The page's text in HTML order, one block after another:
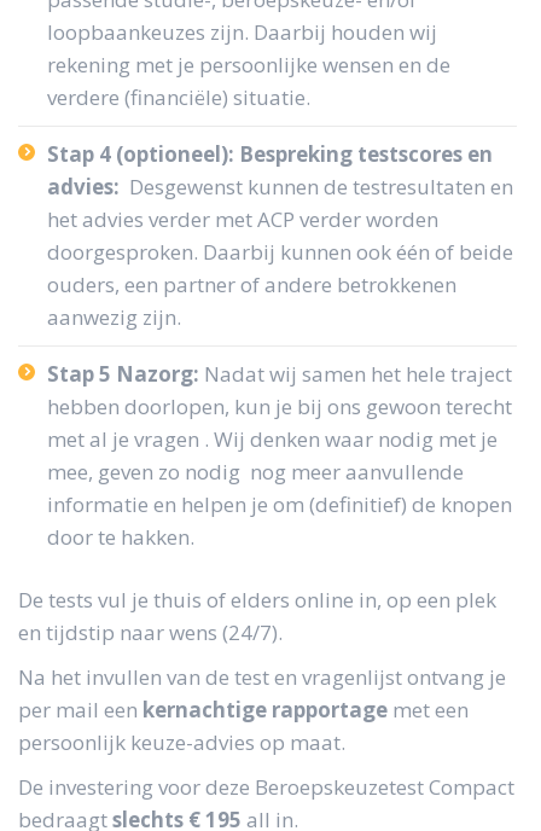
loopbaankeuzes zijn. Daarbij houden wij
rekening met je persoonlijke wensen en de
verdere (financiële) situatie.
Stap 4 (optioneel): Bespreking testscores en
advies: Desgewenst kunnen de testresultaten en
het advies verder met ACP verder worden
doorgesproken. Daarbij kunnen ook één of beide
ouders, een partner of andere betrokkenen
aanwezig zijn.
Stap 5 Nazorg: Nadat wij samen het hele traject
hebben doorlopen, kun je bij ons gewoon terecht
met al je vragen . Wij denken waar nodig met je
mee, geven zo nodig nog meer aanvullende
informatie en helpen je om (definitief) de knopen
door te hakken.
De tests vul je thuis of elders online in, op een plek
en tijdstip naar wens (24/7).
Na het invullen van de test en vragenlijst ontvang je
per mail een kernachtige rapportage met een
persoonlijk keuze-advies op maat.
De investering voor deze Beroepskeuzetest Compact
bedraagtslechts € 195 all in.